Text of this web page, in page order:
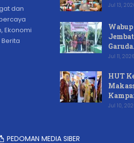
dan
Ekonomi
Jul 13,
Jul 11, 2026
HUT
Jul 10,
PEDOMAN MEDIA SIBER